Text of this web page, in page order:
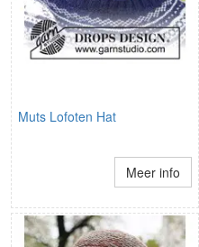
Muts Lofoten Hat
Meer info